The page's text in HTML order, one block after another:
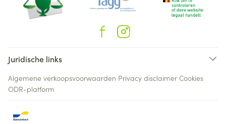
Juridische links
Algemene verkoopsvoorwaarden Privacy disclaimer Cookies
ODR-platform